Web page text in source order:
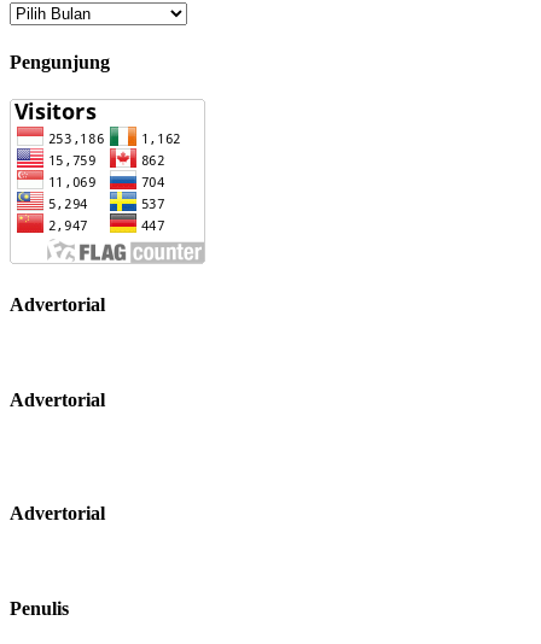
Arsip
Pengunjung
Advertorial
Advertorial
Advertorial
Penulis